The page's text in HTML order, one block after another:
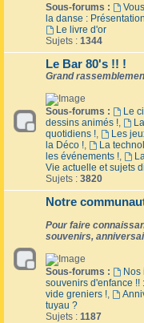
Sous-forums :
la danse :
Le livre d'or
Sujets : 1344
Le Bar 80's !! !
Grand
Sous-forums : Le
dessins animés !,
quotidiens !, Les
la Déco !, La
les événements !,
Vie actuelle et sujets
Sujets : 3820
Notre
Pour faire
souvenirs,
Sous-forums : Nos
souvenirs d'enfance !!
vide greniers !,
tuyau ?
Sujets : 1187